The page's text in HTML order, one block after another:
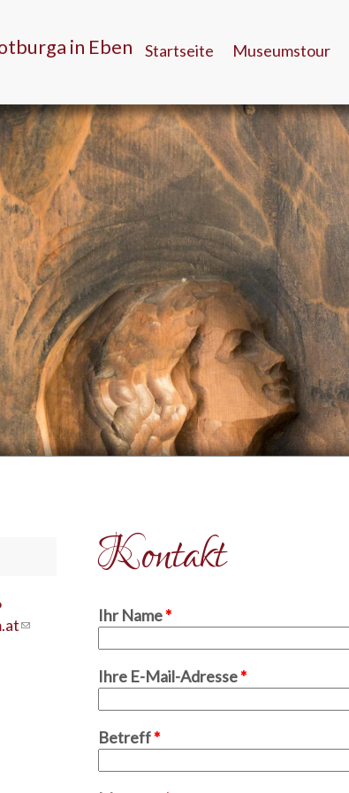
in Eben Startseite Museumstour
Kontakt
Ihr Name*
Ihre E-Mail-Adresse*
Betreff*
(link